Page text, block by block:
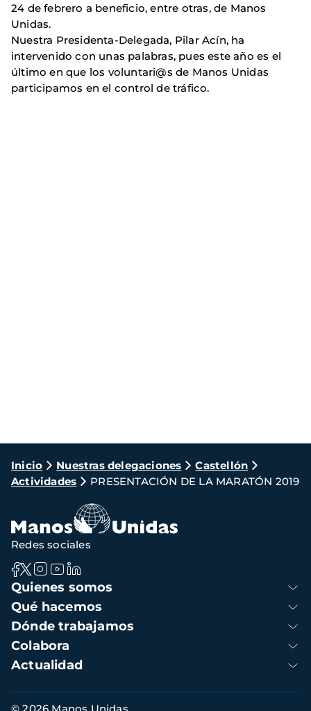
24 de febrero a beneficio, entre otras, de Manos
Unidas.
Nuestra Presidenta-Delegada, Pilar Acín, ha
intervenido con unas palabras, pues este año es el
último en que los voluntari@s de Manos Unidas
participamos en el control de tráfico.
Ruta
de
navegación
Inicio Nuestras delegaciones
Castellón
Actividades
PRESENTACIÓN DE LA MARATÓN 2019
Navegación
principal
Quienes somos
Qué hacemos
Dónde trabajamos
Colabora
Actualidad
Redes sociales
Información